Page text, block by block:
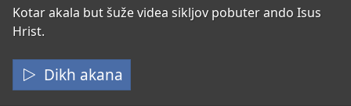
E
Isuseso
životi
hem
Kotar akala but šuže videa sikljov pobuter ando Isus
Hrist.
Dikh akana